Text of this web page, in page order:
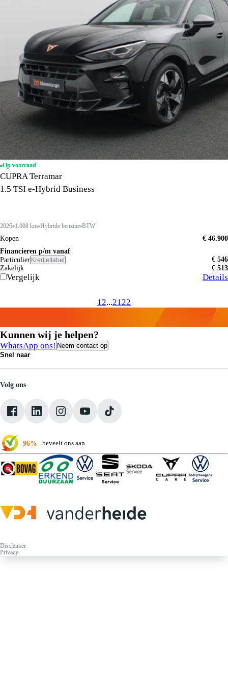
Op voorraad
CUPRA Terramar
1.5 TSI e-Hybrid Business
2026 1.008 km Hybride benzine BTW
Kopen
€ 46.900
Financieren p/m vanaf
Particulier Krediettabel
€ 546
Zakelijk
€ 513
Vergelijk Details
12...2122
Kunnen wij je helpen?
WhatsApp ons! Neem contact op
Snel naar
Medewerkers
Onze servicebeloften
Pechhulp
Klantbeoordelingen
Verkoopvoorwaarden
Volg ons
96% beveelt ons aan
Disclaimer
Privacy